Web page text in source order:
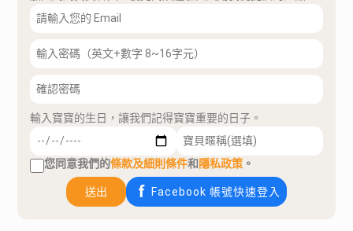
輸入寶寶的生日，讓我們記得寶寶重要的日子。
您同意我們的條款及細則條件和隱私政策 。
送出 Facebook 帳號快速登入